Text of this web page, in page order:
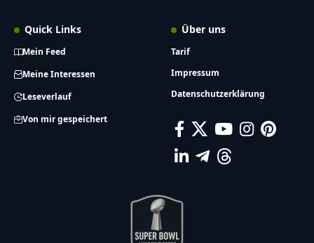
Quick Links
Mein Feed
Meine Interessen
Leseverlauf
Von mir gespeichert
Über uns
Tarif
Impressum
Datenschutzerklärung